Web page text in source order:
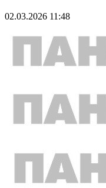
02.03.2026 11:48